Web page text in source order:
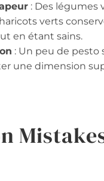
: Des légumes
verts
en étant sains.
: Un peu de pesto
une dimension